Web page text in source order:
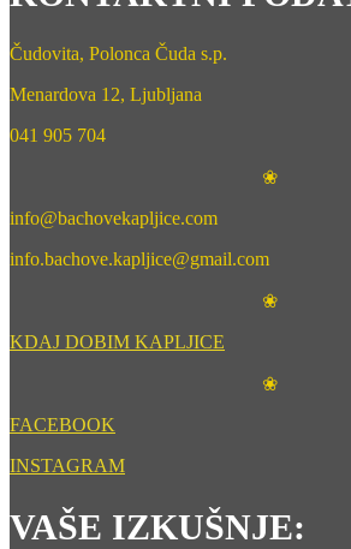
Čudovita, Polonca Čuda s.p.
Menardova 12, Ljubljana
041 905 704
❀
info@bachovekapljice.com
info.bachove.kapljice@gmail.com
❀
KDAJ DOBIM KAPLJICE
❀
FACEBOOK
INSTAGRAM
VAŠE IZKUŠNJE: